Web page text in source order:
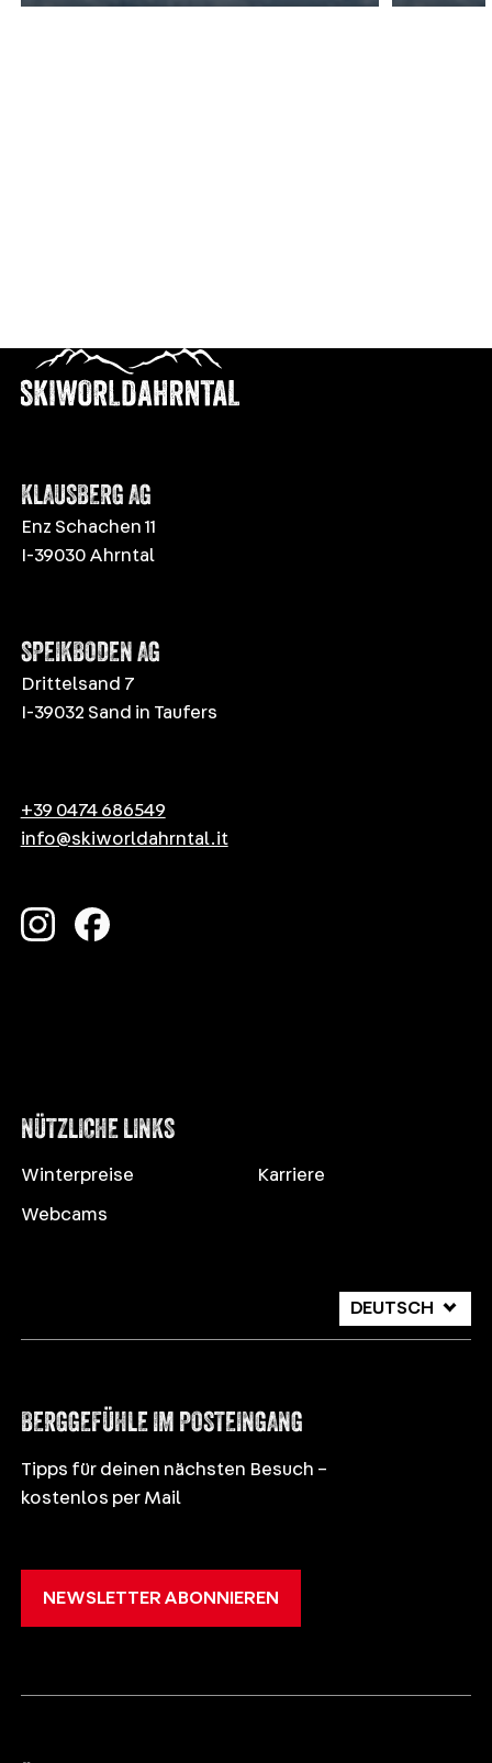
KLAUSBERG AG
Enz Schachen 11
I-39030 Ahrntal
SPEIKBODEN AG
Drittelsand 7
I-39032 Sand in Taufers
+39 0474 686549
info@skiworldahrntal.it
NÜTZLICHE LINKS
Winterpreise
Webcams
Karriere
DEUTSCH
ITALIANO
BERGGEFÜHLE IM POSTEINGANG
Tipps für deinen nächsten Besuch –
kostenlos per Mail
NEWSLETTER ABONNIEREN